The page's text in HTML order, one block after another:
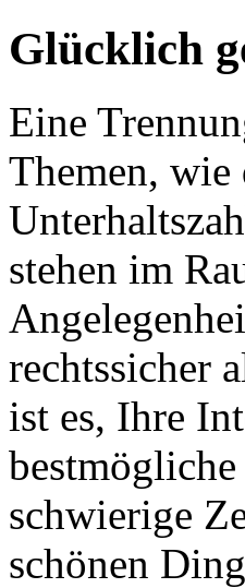
Glücklich
Eine
Themen, wie
stehen im
rechtssicher
ist es, Ihre
schwierige
schönen